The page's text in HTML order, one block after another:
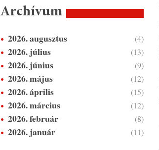
Archívum
2026. augusztus (4)
2026. július (13)
2026. június (9)
2026. május (12)
2026. április (15)
2026. március (12)
2026. február (8)
2026. január (11)